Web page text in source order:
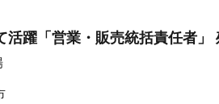
活躍「営業・販売統括責任者」